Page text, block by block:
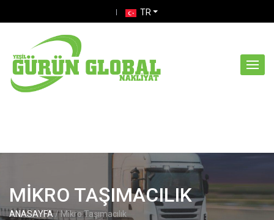
navigation
TR
MIKRO TAŞIMACILIK
ANASAYFA/ Mikro Taşımacılık